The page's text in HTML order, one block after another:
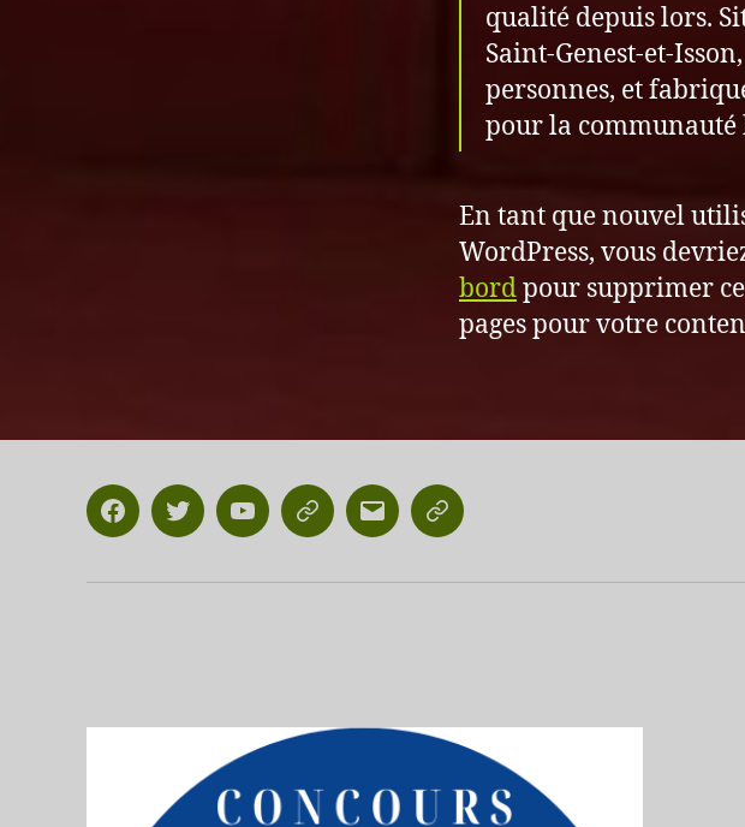
qualité depuis lors.
Saint-Genest-et-
personnes, et
pour la communauté
En tant que nouvel
WordPress, vous
bordpour supprimer
pages pour votre
FacebookTwitterYoutubeClassicalNews
E-
Booklet